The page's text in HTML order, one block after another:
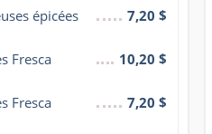
épicées
7,20 $
Fresca
10,20 $
Fresca
7,20 $